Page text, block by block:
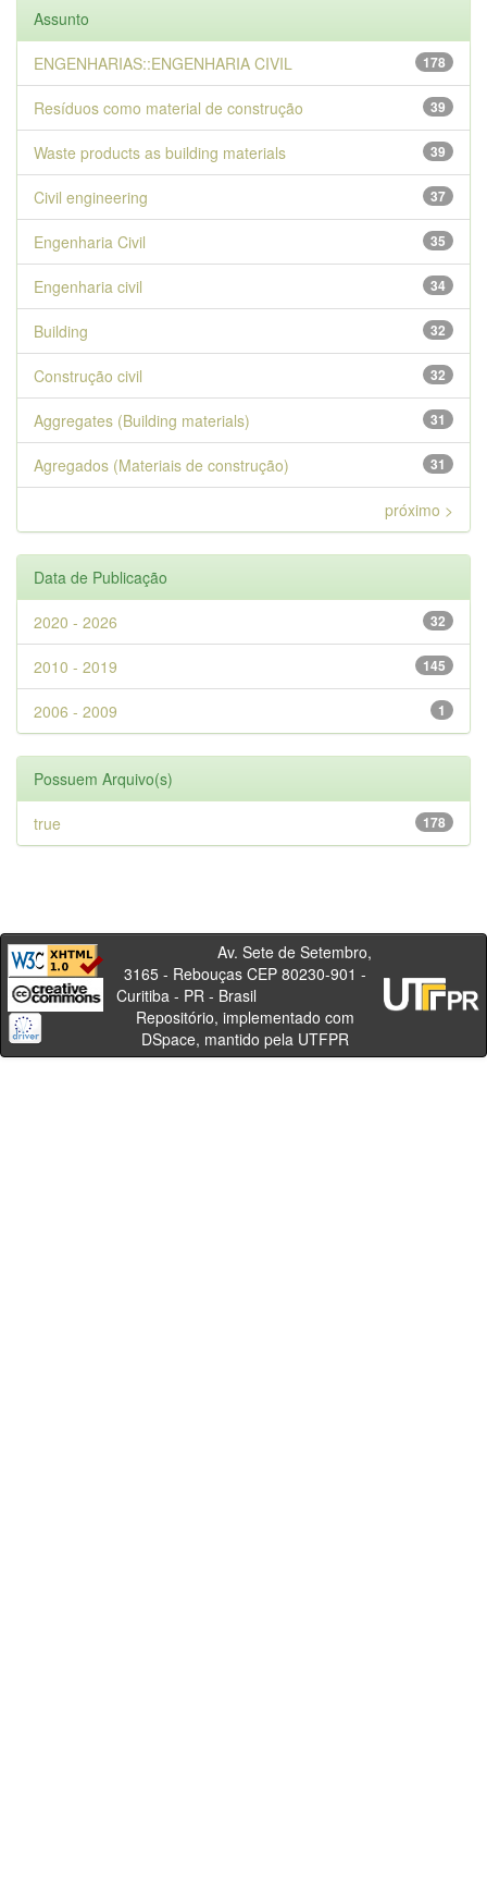
Assunto
178
ENGENHARIAS::ENGENHARIA CIVIL
39
Resíduos como material de construção
39
Waste products as building materials
37
Civil engineering
35
Engenharia Civil
34
Engenharia civil
32
Building
32
Construção civil
31
Aggregates (Building materials)
31
Agregados (Materiais de construção)
próximo >
Data de Publicação
32
2020 - 2026
145
2010 - 2019
1
2006 - 2009
Possuem Arquivo(s)
178
true
Av. Sete de Setembro,
3165 - Rebouças CEP 80230-901 -
Curitiba - PR - Brasil
Repositório, implementado com
DSpace, mantido pela UTFPR